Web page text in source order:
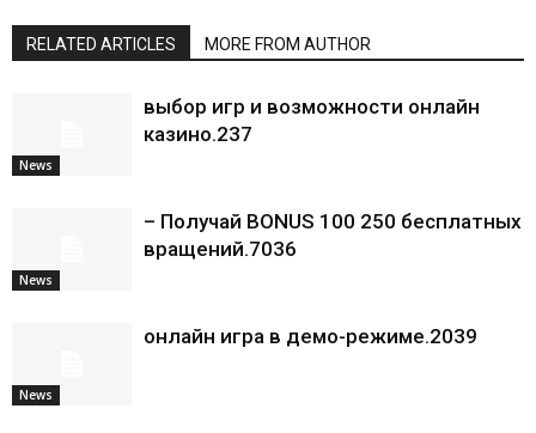
RELATED ARTICLES MORE FROM AUTHOR
News
выбор игр и возможности онлайн
казино.237
News
– Получай BONUS 100 250 бесплатных
вращений.7036
News
онлайн игра в демо-режиме.2039